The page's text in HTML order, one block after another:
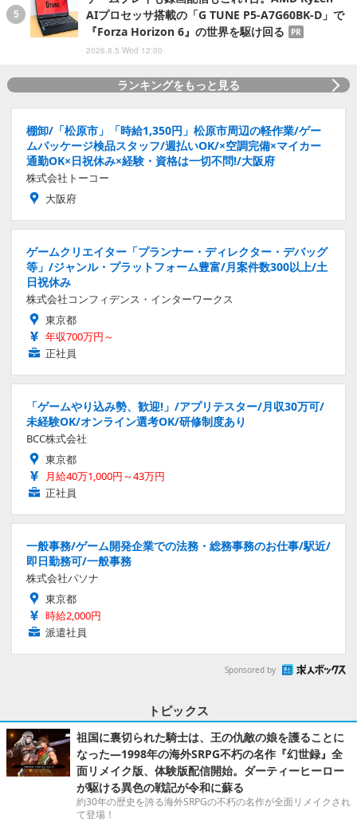
AIプロセッサ搭載の「G TUNE P5-A7G60BK-D」で
『Forza Horizon 6』の世界を駆け回る
PR
2026.8.5 Wed 12:00
ランキングをもっと見る
棚卸/「松原市」「時給1,350円」松原市周辺の軽作業/ゲー
ムパッケージ検品スタッフ/週払いOK/×空調完備×マイカー
通勤OK×日祝休み×経験・資格は一切不問!/大阪府
株式会社トーコー
大阪府
ゲームクリエイター「プランナー・ディレクター・デバッグ
等」/ジャンル・プラットフォーム豊富/月案件数300以上/土
日祝休み
株式会社コンフィデンス・インターワークス
東京都
年収700万円～
正社員
「ゲームやり込み勢、歓迎!」/アプリテスター/月収30万可/
未経験OK/オンライン選考OK/研修制度あり
BCC株式会社
東京都
月給40万1,000円～43万円
正社員
一般事務/ゲーム開発企業での法務・総務事務のお仕事/駅近/
即日勤務可/一般事務
株式会社パソナ
東京都
時給2,000円
派遣社員
Sponsored by
トピックス
祖国に裏切られた騎士は、王の仇敵の娘を護ることに
なった―1998年の海外SRPG不朽の名作『幻世録』全
面リメイク版、体験版配信開始。ダーティーヒーロー
が駆ける異色の戦記が令和に蘇る
約30年の歴史を誇る海外SRPGの不朽の名作が全面リメイクされ
て登場！